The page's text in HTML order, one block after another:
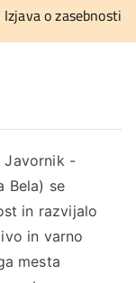
RNIK
–
BELA
Bela
Izjava o zasebnosti
Javornik -
Bela) se
in razvijalo
in varno
mesta